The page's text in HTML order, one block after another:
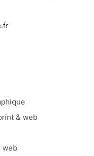
& web
web